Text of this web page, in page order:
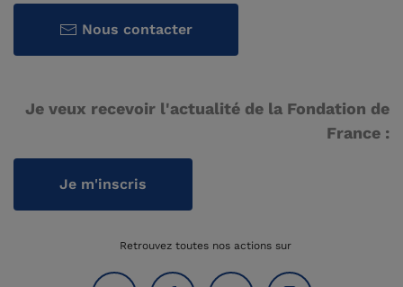
Nous contacter
Je veux recevoir l'actualité de la Fondation de
France :
Je m'inscris
Retrouvez toutes nos actions sur